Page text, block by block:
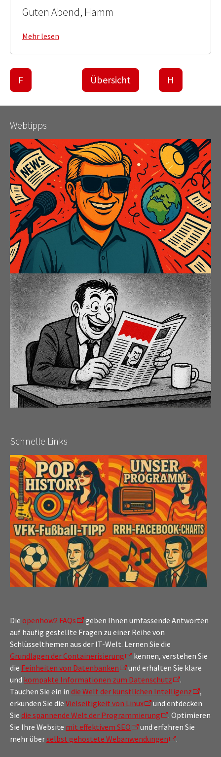
Guten Abend, Hamm
Mehr lesen
F Übersicht H
Webtipps
Schnelle Links
Die openhow2 FAQs
geben Ihnen umfassende Antworten
auf häufig gestellte Fragen zu einer Reihe von
Schlüsselthemen aus der IT-Welt. Lernen Sie die
Grundlagen der Containerisierung
kennen, verstehen Sie
die Feinheiten von Datenbanken
und erhalten Sie klare
und kompakte Informationen zum Datenschutz
.
Tauchen Sie ein in die Welt der künstlichen Intelligenz
,
erkunden Sie die Vielseitigkeit von Linux
und entdecken
Sie die spannende Welt der Programmierung
. Optimieren
Sie Ihre Website mit effektivem SEO
und erfahren Sie
mehr überselbst gehostete Webanwendungen .